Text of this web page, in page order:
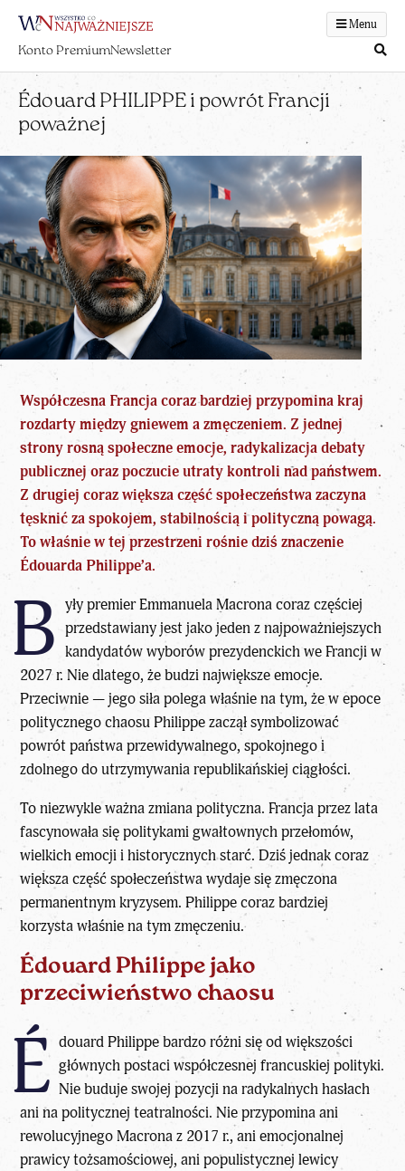
Menu
Konto PremiumNewsletter
Édouard PHILIPPE i powrót Francji
poważnej
Współczesna Francja coraz bardziej przypomina kraj
rozdarty między gniewem a zmęczeniem. Z jednej
strony rosną społeczne emocje, radykalizacja debaty
publicznej oraz poczucie utraty kontroli nad państwem.
Z drugiej coraz większa część społeczeństwa zaczyna
tęsknić za spokojem, stabilnością i polityczną powagą.
To właśnie w tej przestrzeni rośnie dziś znaczenie
Édouarda Philippe’a.
B yły premier Emmanuela Macrona coraz częściej
przedstawiany jest jako jeden z najpoważniejszych
kandydatówwyborów prezydenckich we Francji w
2027 r. Nie dlatego, że budzi największe emocje.
Przeciwnie — jego siła polega właśnie na tym, że w epoce
politycznego chaosu Philippe zaczął symbolizować
powrót państwa przewidywalnego, spokojnego i
zdolnego do utrzymywania republikańskiej ciągłości.
To niezwykle ważna zmiana polityczna. Francja przez lata
fascynowała się politykami gwałtownych przełomów,
wielkich emocji i historycznych starć. Dziś jednak coraz
większa część społeczeństwa wydaje się zmęczona
permanentnym kryzysem. Philippe coraz bardziej
korzysta właśnie na tym zmęczeniu.
Édouard Philippe jako
przeciwieństwo chaosu
É douard Philippebardzo różni się od większości
głównych postaci współczesnej francuskiej polityki.
Nie buduje swojej pozycji na radykalnych hasłach
ani na politycznej teatralności. Nie przypomina ani
rewolucyjnego Macrona z 2017 r., ani emocjonalnej
prawicy tożsamościowej, ani populistycznej lewicy